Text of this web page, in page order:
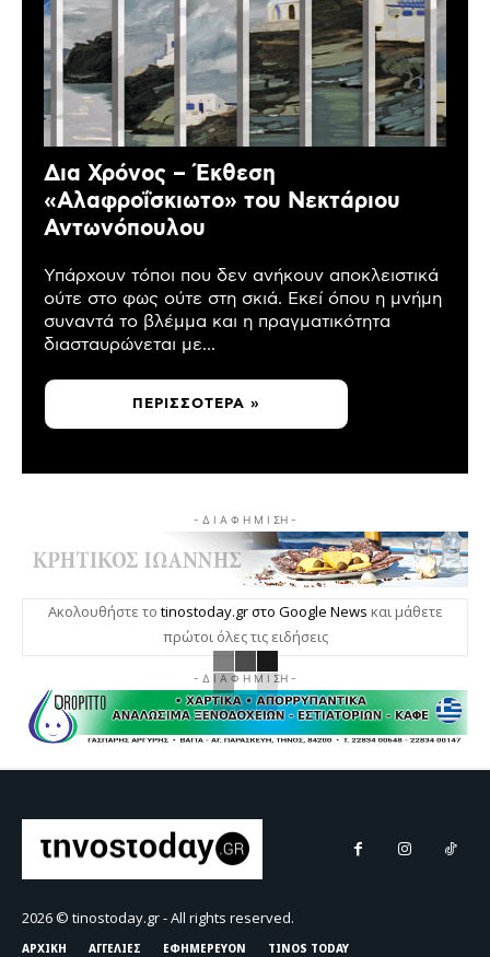
Δια Χρόνος – Έκθεση
«Αλαφροΐσκιωτο» του Νεκτάριου
Αντωνόπουλου
Υπάρχουν τόποι που δεν ανήκουν αποκλειστικά
ούτε στο φως ούτε στη σκιά. Εκεί όπου η μνήμη
συναντά το βλέμμα και η πραγματικότητα
διασταυρώνεται με...
ΠΕΡΙΣΣΌΤΕΡΑ »
- Δ Ι Α Φ Η Μ Ι ΣΗ -
Ακολουθήστε το tinostoday.gr στο Google News και μάθετε
πρώτοι όλες τις ειδήσεις
- Δ Ι Α Φ Η Μ Ι ΣΗ -
2026 © tinostoday.gr - All rights reserved.
ΑΡΧΙΚΗ ΑΓΓΕΛΙΕΣ ΕΦΗΜΕΡΕΥΟΝ TINOS TODAY